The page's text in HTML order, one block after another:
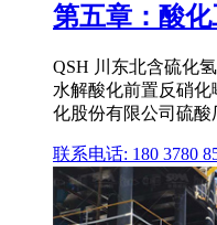
第五章：酸
QSH 川东北含硫化
水解酸化前置反硝
化股份有限公司硫
联系电话: 180 3780